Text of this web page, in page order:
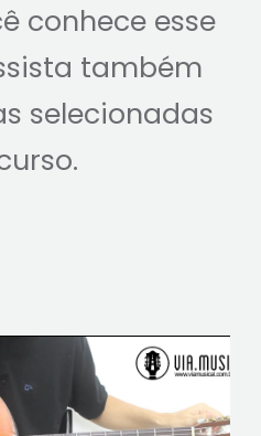
conhece esse
também
selecionadas